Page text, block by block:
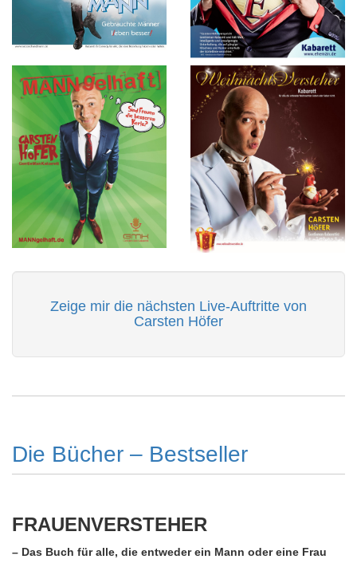
Zeige mir die nächsten Live-Auftritte von
Carsten Höfer
Die Bücher – Bestseller
FRAUENVERSTEHER
– Das Buch für alle, die entweder ein Mann oder eine Frau